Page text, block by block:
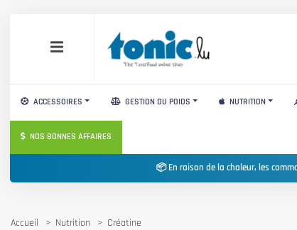
ACCESSOIRES GESTION DU POIDS NUTRITION
NOS BONNES AFFAIRES
📦 En raison de la chaleur, les
Accueil Nutrition Créatine